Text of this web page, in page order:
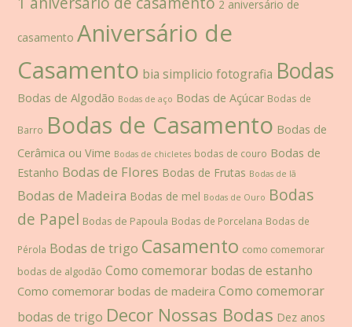
2 aniversário de
casamento Aniversário de
Casamento bia simplicio fotografia Bodas
Bodas de Algodão Bodas de aço Bodas de Açúcar Bodas de
Barro Bodas de Casamento Bodas de
Cerâmica ou Vime Bodas de chicletes bodas de couro Bodas de
Estanho Bodas de Flores Bodas de Frutas Bodas de lã
Bodas de Madeira Bodas de mel Bodas de Ouro Bodas
de Papel Bodas de Papoula Bodas de Porcelana Bodas de
Pérola Bodas de trigo Casamento como comemorar
bodas de algodão Como comemorar bodas de estanho
Como comemorar bodas de madeira Como comemorar
bodas de trigo Decor Nossas Bodas Dez anos